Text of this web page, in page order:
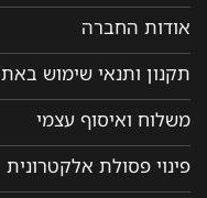
אודות החברה
תקנון ותנאי שימוש באתר
משלוח ואיסוף עצמי
פינוי פסולת אלקטרונית